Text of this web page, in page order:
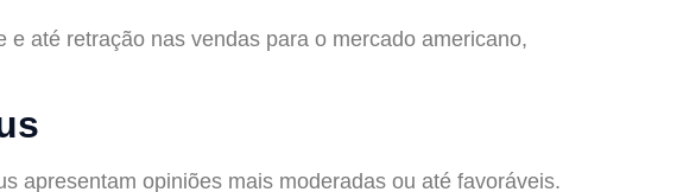
até retração nas vendas para o mercado americano,
apresentam opiniões mais moderadas ou até favoráveis.